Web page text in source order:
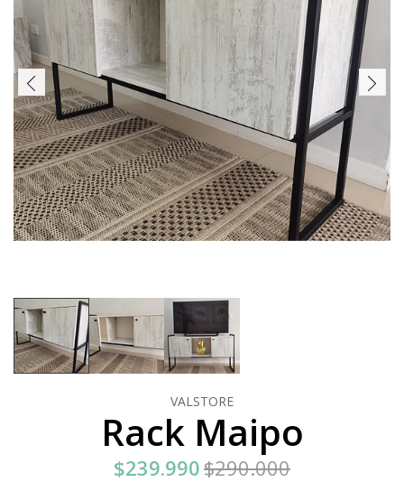
VALSTORE
Rack Maipo
$239.990$290.000